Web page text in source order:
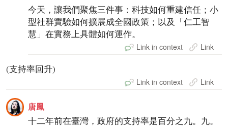
今天，讓我們聚焦三件事：科技如何重建信任；小
型社群實驗如何擴展成全國政策；以及「仁工智
慧」在實務上具體如何運作。
Link in context Link
(支持率回升)
Link in context Link
唐鳳
十二年前在臺灣，政府的支持率是百分之九。九。